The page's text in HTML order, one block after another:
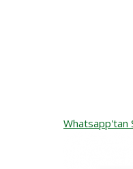
Whatsapp'tan